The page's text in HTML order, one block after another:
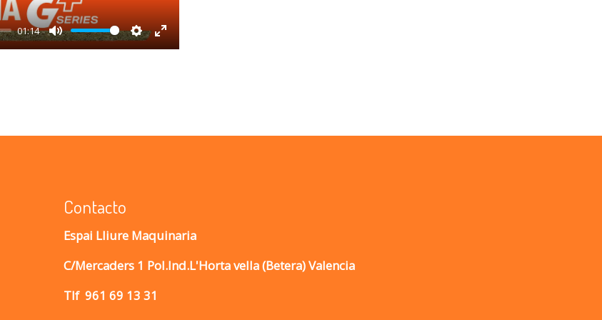
01:14
Mute Settings
Enter
Contacto
Espai Lliure Maquinaria
C/Mercaders 1 Pol.Ind.L'Horta vella (Betera) Valencia
Tlf 961 69 13 31